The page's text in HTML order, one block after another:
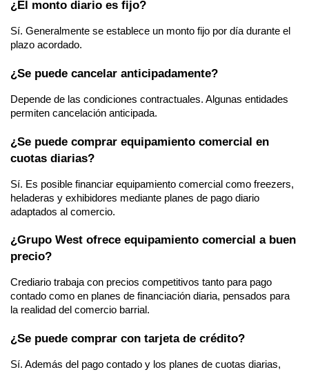
¿El monto diario es fijo?
Sí. Generalmente se establece un monto fijo por día durante el
plazo acordado.
¿Se puede cancelar anticipadamente?
Depende de las condiciones contractuales. Algunas entidades
permiten cancelación anticipada.
¿Se puede comprar equipamiento comercial en
cuotas diarias?
Sí. Es posible financiar equipamiento comercial como freezers,
heladeras y exhibidores mediante planes de pago diario
adaptados al comercio.
¿Grupo West ofrece equipamiento comercial a buen
precio?
Crediario trabaja con precios competitivos tanto para pago
contado como en planes de financiación diaria, pensados para
la realidad del comercio barrial.
¿Se puede comprar con tarjeta de crédito?
Sí. Además del pago contado y los planes de cuotas diarias,